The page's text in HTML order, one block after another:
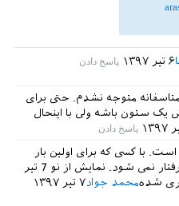
۶ تیر ۱۳۹۷
متوجه نشدم. حتی برای
یک ستون باشه ولی با اینحال
است. با کسی که برای اولین بار
نمی شود. نمایش از نو
7 تیر
۷ تیر ۱۳۹۷محمد جوادشده